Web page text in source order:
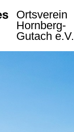
Ortsverein
Hornberg-
Gutach e.V.